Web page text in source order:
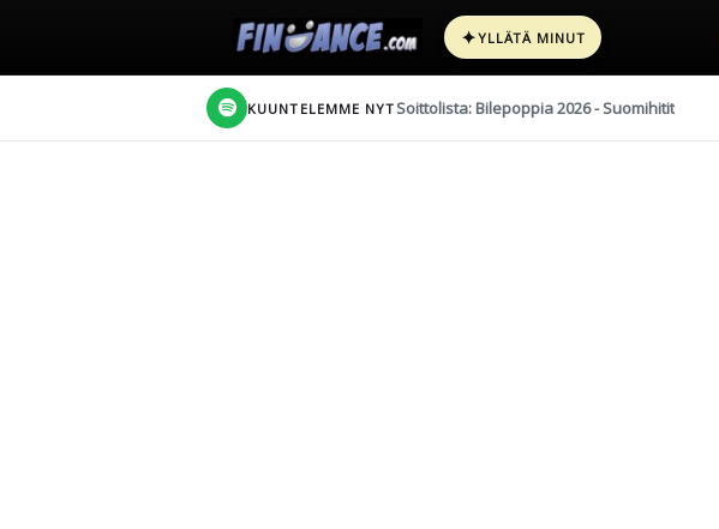
✦YLLÄTÄ MINUT
KUUNTELEMME NYT Soittolista: Bilepoppia 2026 - Suomihitit